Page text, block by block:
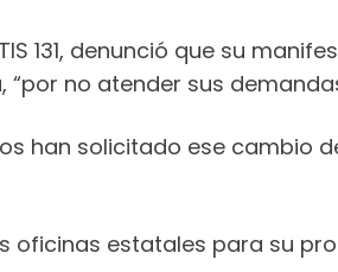
131, denunció que su
no atender sus
han solicitado ese cambio
oficinas estatales para su